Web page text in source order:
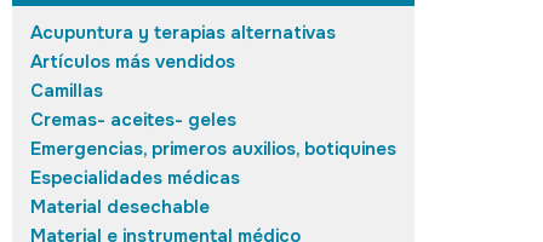
Acupuntura y terapias alternativas
Artículos más vendidos
Camillas
Cremas- aceites- geles
Emergencias, primeros auxilios, botiquines
Especialidades médicas
Material desechable
Material e instrumental médico